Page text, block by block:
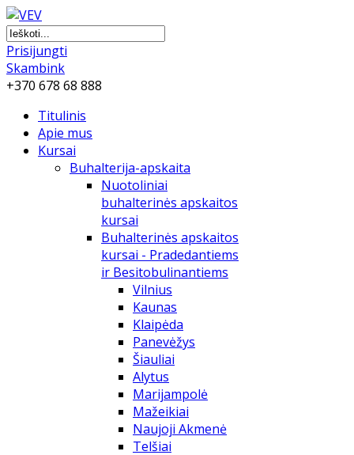
Prisijungti
Skambink
+370 678 68 888
Titulinis
Apie mus
Kursai
Buhalterija-apskaita
Nuotoliniai
buhalterinės apskaitos
kursai
Buhalterinės apskaitos
kursai - Pradedantiems
ir Besitobulinantiems
Vilnius
Kaunas
Klaipėda
Panevėžys
Šiauliai
Alytus
Marijampolė
Mažeikiai
Naujoji Akmenė
Telšiai